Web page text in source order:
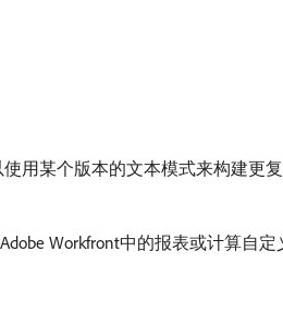
用某个版本的文本模式来构建更
Workfront中的报表或计算自